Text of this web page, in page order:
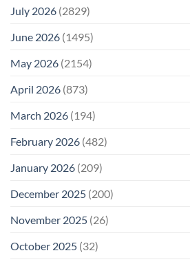
July 2026 (2829)
June 2026 (1495)
May 2026 (2154)
April 2026 (873)
March 2026 (194)
February 2026 (482)
January 2026 (209)
December 2025 (200)
November 2025 (26)
October 2025 (32)